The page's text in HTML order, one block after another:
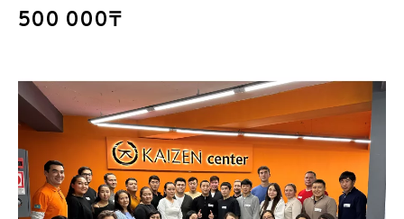
500 000₸